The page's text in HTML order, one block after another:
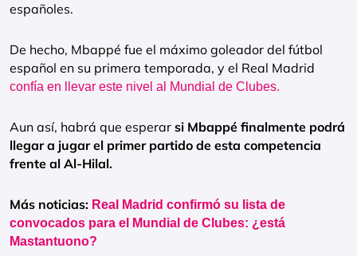
españoles.
De hecho, Mbappé fue el máximo goleador del fútbol
español en su primera temporada, y el Real Madrid
confía en llevar este nivel al Mundial de Clubes.
Aun así, habrá que esperar si Mbappé finalmente podrá
llegar a jugar el primer partido de esta competencia
frente al Al-Hilal.
Más noticias: Real Madrid confirmó su lista de
convocados para el Mundial de Clubes: ¿está
Mastantuono?